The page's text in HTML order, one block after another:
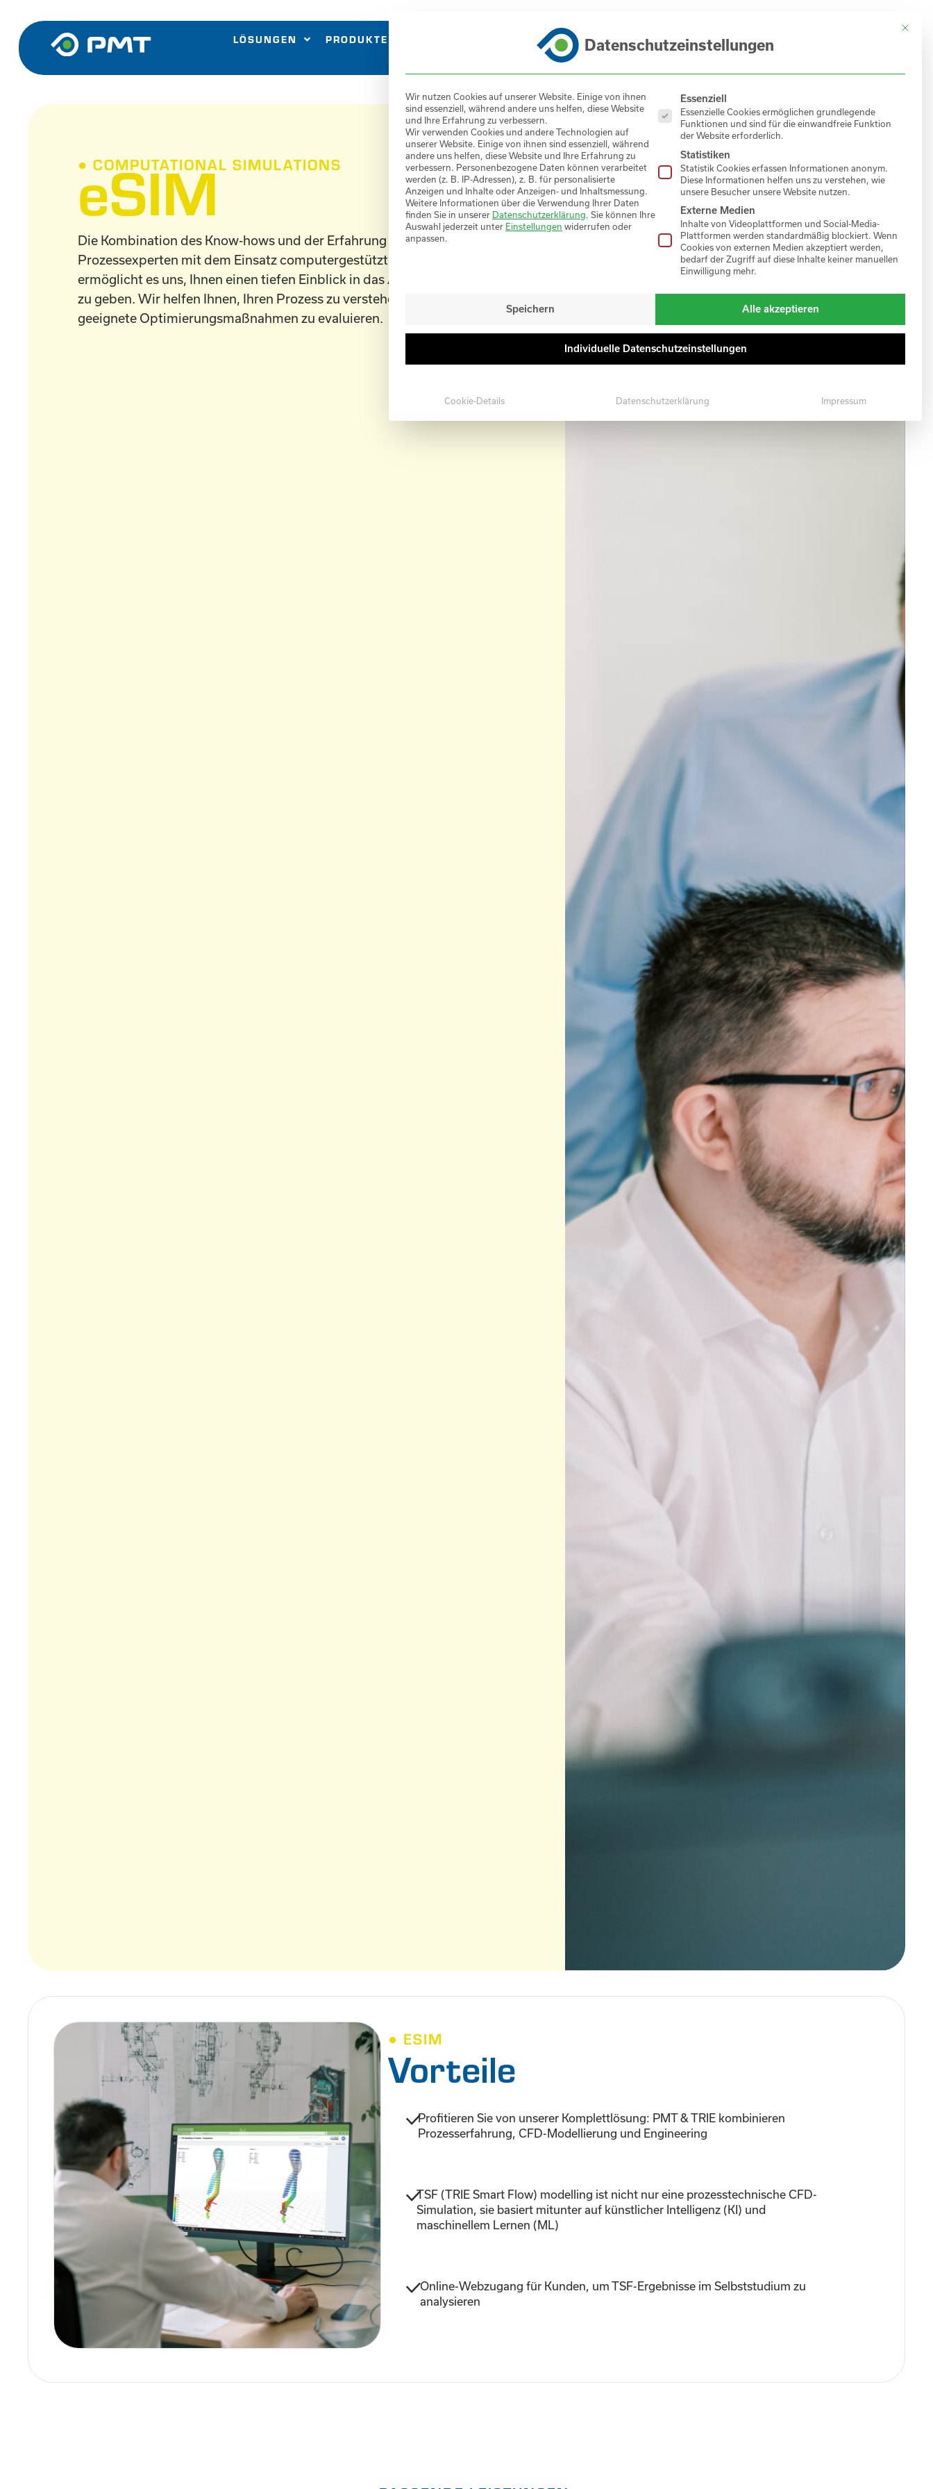
Inhalt
springen
● COMPUTATIONAL SIMULATIONS
eSIM
Die Kombination des Know-hows und der Erfahrung unserer
Prozessexperten mit dem Einsatz computergestützter Simulationen
ermöglicht es uns, Ihnen einen tiefen Einblick in das Anlageninnere
zu geben. Wir helfen Ihnen, Ihren Prozess zu verstehen und
geeignete Optimierungsmaßnahmen zu evaluieren.
● ESIM
Vorteile
Profitieren Sie von unserer Komplettlösung: PMT & TRIE kombinieren
Prozesserfahrung, CFD-Modellierung und Engineering
TSF (TRIE Smart Flow) modelling ist nicht nur eine prozesstechnische CFD-
Simulation, sie basiert mitunter auf künstlicher Intelligenz (KI) und
maschinellem Lernen (ML)
Online-Webzugang für Kunden, um TSF-Ergebnisse im Selbststudium zu
analysieren
LÖSUNGEN PRODUKTE REFERENZEN ÜBER UNS KARRIERE KONTAKT
Mit
Datenschutz­einstellungen
Wir nutzen Cookies auf unserer Website. Einige von ihnen
sind essenziell, während andere uns helfen, diese Website
und Ihre Erfahrung zu verbessern.
Wir verwenden Cookies und andere Technologien auf
unserer Website. Einige von ihnen sind essenziell, während
andere uns helfen, diese Website und Ihre Erfahrung zu
verbessern. Personenbezogene Daten können verarbeitet
werden (z. B. IP-Adressen), z. B. für personalisierte
Anzeigen und Inhalte oder Anzeigen- und Inhaltsmessung.
Weitere Informationen über die Verwendung Ihrer Daten
finden Sie in unserer Datenschutzerklärung. Sie können Ihre
Auswahl jederzeit unter Einstellungen widerrufen oder
anpassen.
Es folgt eine Liste der Service-Gruppen, für
Essenziell
Essenzielle Cookies ermöglichen grundlegende
Funktionen und sind für die einwandfreie Funktion
der Website erforderlich.
Statistiken
Statistik Cookies erfassen Informationen anonym.
Diese Informationen helfen uns zu verstehen, wie
unsere Besucher unsere Website nutzen.
Externe Medien
Inhalte von Videoplattformen und Social-Media-
Plattformen werden standardmäßig blockiert. Wenn
Cookies von externen Medien akzeptiert werden,
bedarf der Zugriff auf diese Inhalte keiner manuellen
Einwilligung mehr.
Speichern Alle akzeptieren
Individuelle Datenschutzeinstellungen
Cookie-Details Datenschutzerklärung Impressum